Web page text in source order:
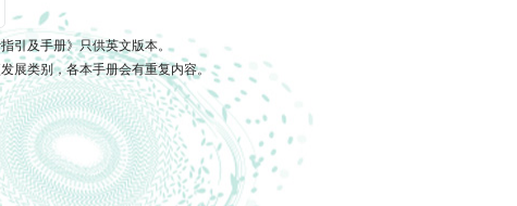
引及手册》只供英文版本。
展类别，各本手册会有重复内容。